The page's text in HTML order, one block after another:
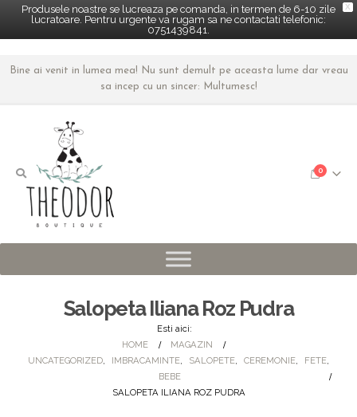
X
Produsele noastre se lucreaza pe comanda, in termen de 6-10 zile
lucratoare. Pentru urgente va rugam sa ne contactati telefonic:
0751439841.
Bine ai venit in lumea mea! Nu sunt demult pe aceasta lume dar vreau
sa incep cu un sincer: Multumesc!
0
Salopeta Iliana Roz Pudra
Esti aici:
HOME
MAGAZIN
UNCATEGORIZED, IMBRACAMINTE, SALOPETE, CEREMONIE, FETE,
BEBE
SALOPETA ILIANA ROZ PUDRA